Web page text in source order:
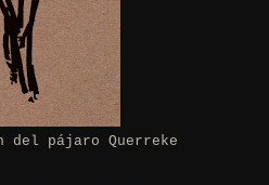
del pájaro Querreke